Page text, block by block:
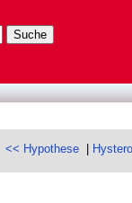
<< Hypothese